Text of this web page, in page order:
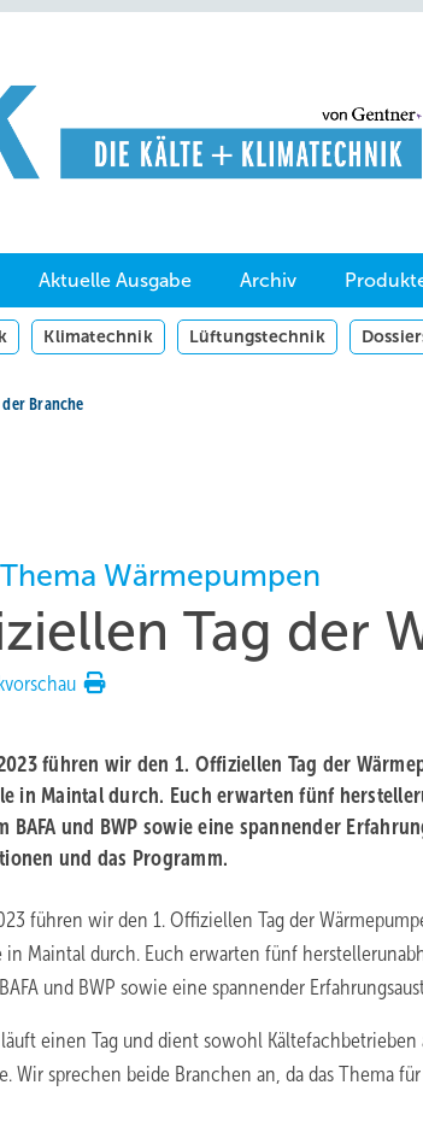
Aktuelle Ausgabe Archiv
Klimatechnik Lüftungstechnik
Branche
Wärmepumpen
Tag der
führen wir den 1. Offiziellen Tag der
in Maintal durch. Euch erwarten fünf
BAFA und BWP sowie eine spannender
und das Programm.
führen wir den 1. Offiziellen Tag der
in Maintal durch. Euch erwarten fünf
und BWP sowie eine spannender
einen Tag und dient sowohl
Wir sprechen beide Branchen an, da das Thema